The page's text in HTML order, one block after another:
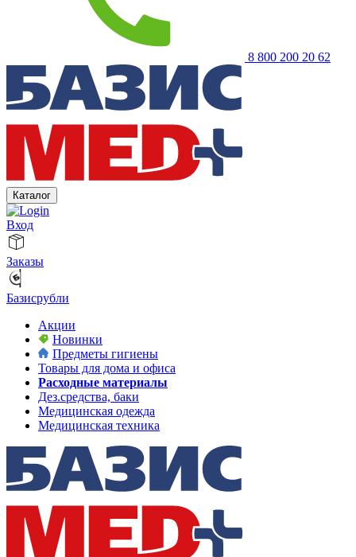
8 800 200 20 62
Каталог
Вход
Заказы
Базисрубли
Акции
Новинки
Предметы гигиены
Товары для дома и офиса
Расходные материалы
Дез.средства, баки
Медицинская одежда
Медицинская техника